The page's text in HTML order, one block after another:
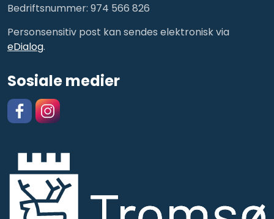
Bedriftsnummer: 974 566 826
Personsensitiv post kan sendes elektronisk via
eDialog.
Sosiale medier